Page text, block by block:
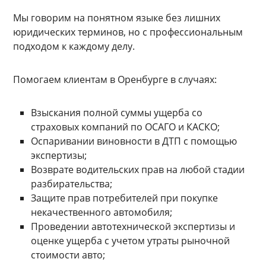
Мы говорим на понятном языке без лишних
юридических терминов, но с профессиональным
подходом к каждому делу.
Помогаем клиентам в Оренбурге в случаях:
Взыскания полной суммы ущерба со
страховых компаний по ОСАГО и КАСКО;
Оспаривании виновности в ДТП с помощью
экспертизы;
Возврате водительских прав на любой стадии
разбирательства;
Защите прав потребителей при покупке
некачественного автомобиля;
Проведении автотехнической экспертизы и
оценке ущерба с учетом утраты рыночной
стоимости авто;